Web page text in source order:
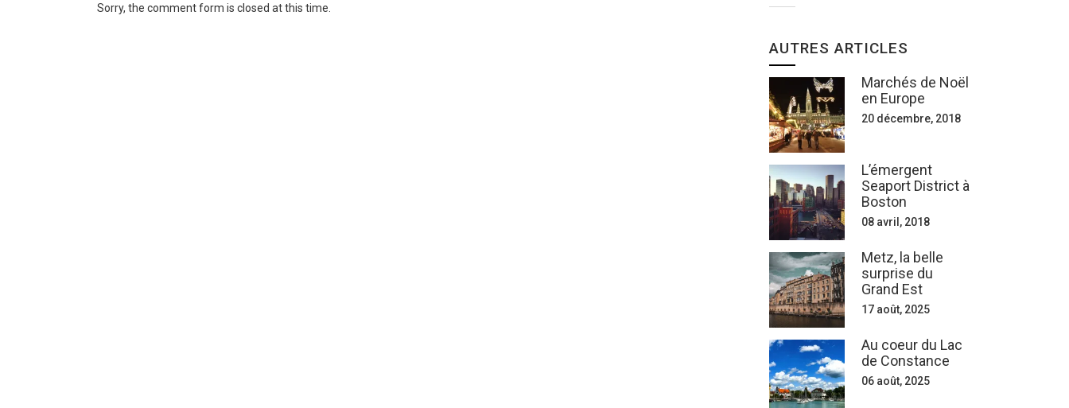
Sorry, the comment form is closed at this time.
AUTRES ARTICLES
Marchés de Noël
en Europe
20 décembre, 2018
L’émergent
Seaport District à
Boston
08 avril, 2018
Metz, la belle
surprise du
Grand Est
17 août, 2025
Au coeur du Lac
de Constance
06 août, 2025